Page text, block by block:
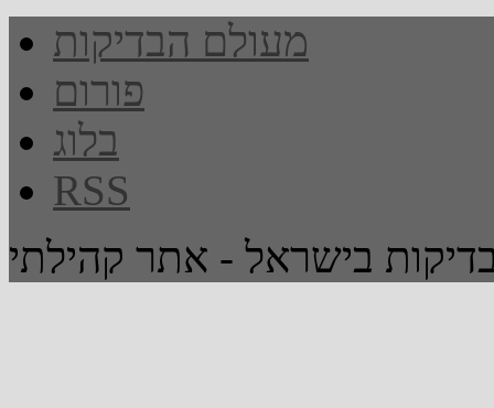
מעולם הבדיקות
פורום
בלוג
RSS
בישראל - אתר קהילתי